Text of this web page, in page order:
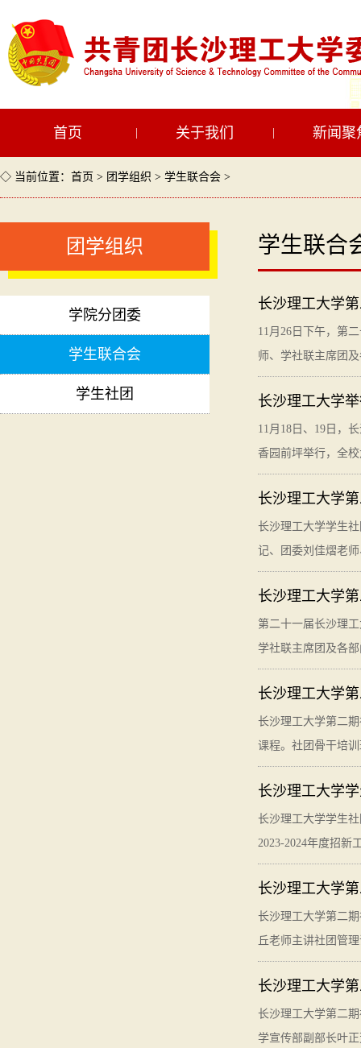
首页 关于我们 新闻聚
◇ 当前位置： 首页 > 团学组织 > 学生联合会 >
团学组织
学院分团委
学生联合会
学生社团
学生联合
长沙理工大学
11月26日下午，第
师、学社联主席团
长沙理工大学
11月18日、19日，
香园前坪举行，全
长沙理工大学
长沙理工大学学生
记、团委刘佳熠老
长沙理工大学
第二十一届长沙理
学社联主席团及各
长沙理工大学
长沙理工大学第二
课程。社团骨干培
长沙理工大学
长沙理工大学学生
2023-2024年度招新
长沙理工大学
长沙理工大学第二
丘老师主讲社团管
长沙理工大学
长沙理工大学第二
学宣传部副部长叶